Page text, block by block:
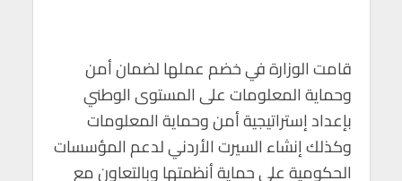
قامت الوزارة في خضم عملها لضمان أمن
وحماية المعلومات على المستوى الوطني
بإعداد إستراتيجية أمن وحماية المعلومات
وكذلك إنشاء السيرت الأردني لدعم المؤسسات
الحكومية على حماية أنظمتها وبالتعاون مع